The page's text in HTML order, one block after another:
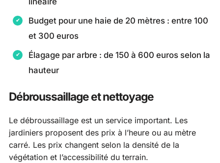
Budget pour une haie de 20 mètres : entre 100
et 300 euros
Élagage par arbre : de 150 à 600 euros selon la
hauteur
Débroussaillage et nettoyage
Le débroussaillage est un service important. Les
jardiniers proposent des prix à l’heure ou au mètre
carré. Les prix changent selon la densité de la
végétation et l’accessibilité du terrain.